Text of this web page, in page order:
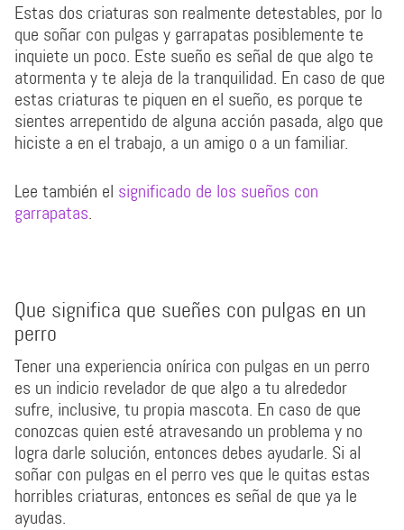
Estas dos criaturas son realmente detestables, por lo
que soñar con pulgas y garrapatas posiblemente te
inquiete un poco. Este sueño es señal de que algo te
atormenta y te aleja de la tranquilidad. En caso de que
estas criaturas te piquen en el sueño, es porque te
sientes arrepentido de alguna acción pasada, algo que
hiciste a en el trabajo, a un amigo o a un familiar.
Lee también el significado de los sueños con
garrapatas.
Que significa que sueñes con pulgas en un
perro
Tener una experiencia onírica con pulgas en un perro
es un indicio revelador de que algo a tu alrededor
sufre, inclusive, tu propia mascota. En caso de que
conozcas quien esté atravesando un problema y no
logra darle solución, entonces debes ayudarle. Si al
soñar con pulgas en el perro ves que le quitas estas
horribles criaturas, entonces es señal de que ya le
ayudas.